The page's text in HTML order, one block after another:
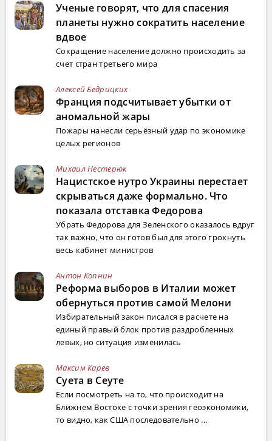
Ученые говорят, что для спасения
планеты нужно сократить население
вдвое
Сокращение население должно происходить за
счет стран третьего мира
Алексей Бедрицких
Франция подсчитывает убытки от
аномальной жары
Пожары нанесли серьёзный удар по экономике
целых регионов
Михаил Нестерюк
Нацистское нутро Украины перестает
скрываться даже формально. Что
показала отставка Федорова
Убрать Федорова для Зеленского оказалось вдруг
так важно, что он готов был для этого грохнуть
весь кабинет министров
Антон Копнин
Реформа выборов в Италии может
обернуться против самой Мелони
Избирательный закон писался в расчете на
единый правый блок против раздробленных
левых, но ситуация изменилась
Максим Карев
Суета в Сеуте
Если посмотреть на то, что происходит на
Ближнем Востоке с точки зрения геоэкономики,
то видно, как США последовательно ...